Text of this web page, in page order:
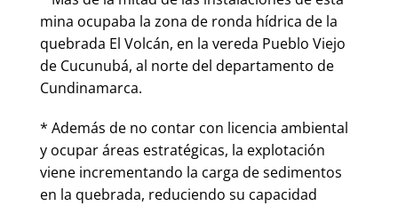
mina ocupaba la zona de ronda hídrica de la
quebrada El Volcán, en la vereda Pueblo Viejo
de Cucunubá, al norte del departamento de
Cundinamarca.
* Además de no contar con licencia ambiental
y ocupar áreas estratégicas, la explotación
viene incrementando la carga de sedimentos
en la quebrada, reduciendo su capacidad